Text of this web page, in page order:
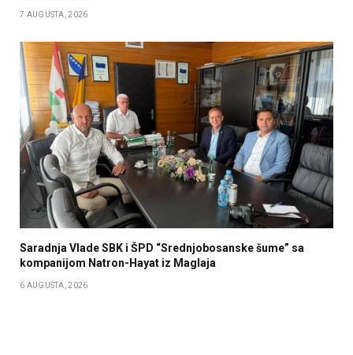
7 AUGUSTA, 2026
Saradnja Vlade SBK i ŠPD “Srednjobosanske šume” sa
kompanijom Natron-Hayat iz Maglaja
6 AUGUSTA, 2026